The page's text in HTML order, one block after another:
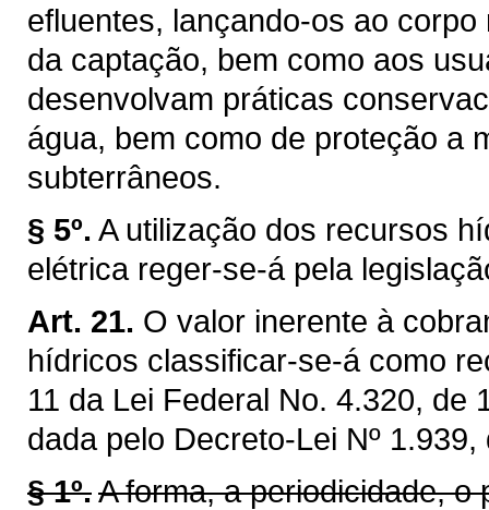
efluentes, lançando-os ao
da captação, bem como aos
desenvolvam práticas
água, bem como de proteção a
subterrâneos.
§ 5º. A utilização dos recursos
elétrica reger-se-á pela
Art. 21. O valor inerente à
hídricos classificar-se-á como
11 da Lei Federal No. 4.320, de
dada pelo Decreto-Lei Nº
§ 1º.A forma, a periodicidade,